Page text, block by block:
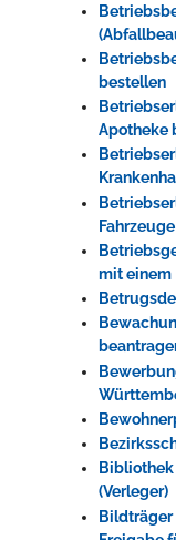
bestellen
Apotheke
mit einem
(Verleger)
Bildträger